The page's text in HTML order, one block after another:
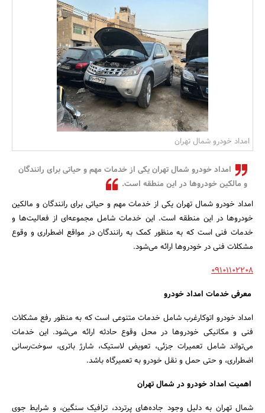
بانک، بیمه و سرمایه
مسکن و ساختمان
امداد خودرو شمال تهران
امداد خودرو شمال تهران یکی از خدمات مهم و حیاتی برای رانندگان
و مالکین خودروها در این منطقه است.
امداد خودرو شمال تهران یکی از خدمات مهم و حیاتی برای رانندگان و مالکین
خودروها در این منطقه است. این خدمات شامل مجموعه‌ای از فعالیت‌ها و
خدمات فنی است که به منظور کمک به رانندگان در مواقع اضطراری و وقوع
مشکلات فنی در خودروها ارائه می‌شود.
۰۹۱۰۱۱۰۲۲۰۸
معرفی خدمات امداد خودرو
امداد خودرو اتوکارغرب شامل خدمات متنوعی است که به منظور رفع مشکلات
فنی و مکانیکی خودروها در محل وقوع حادثه ارائه می‌شود. این خدمات
می‌تواند شامل تعمیرات جزئی، تعویض لاستیک، شارژ باتری، سوخت‌رسانی
اضطراری، و حتی حمل و نقل خودرو به تعمیرگاه باشد.
اهمیت امداد خودرو در شمال تهران
شمال تهران به دلیل وجود جاده‌های پرتردد، ترافیک سنگین، و شرایط جوی